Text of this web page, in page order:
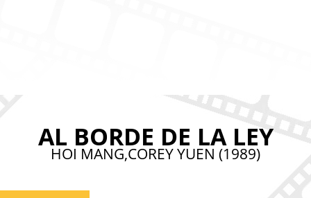
AL BORDE DE LA LEY
HOI MANG,COREY YUEN (1989)